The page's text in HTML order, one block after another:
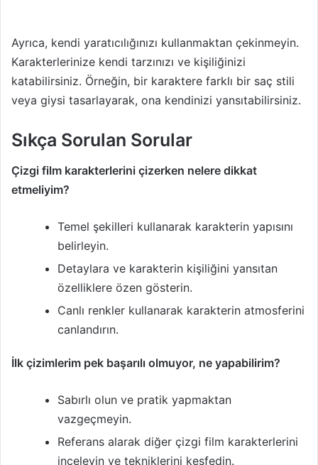
Ayrıca, kendi yaratıcılığınızı kullanmaktan çekinmeyin.
Karakterlerinize kendi tarzınızı ve kişiliğinizi
katabilirsiniz. Örneğin, bir karaktere farklı bir saç stili
veya giysi tasarlayarak, ona kendinizi yansıtabilirsiniz.
Sıkça Sorulan Sorular
Çizgi film karakterlerini çizerken nelere dikkat
etmeliyim?
Temel şekilleri kullanarak karakterin yapısını
belirleyin.
Detaylara ve karakterin kişiliğini yansıtan
özelliklere özen gösterin.
Canlı renkler kullanarak karakterin atmosferini
canlandırın.
İlk çizimlerim pek başarılı olmuyor, ne yapabilirim?
Sabırlı olun ve pratik yapmaktan
vazgeçmeyin.
Referans alarak diğer çizgi film karakterlerini
inceleyin ve tekniklerini keşfedin.